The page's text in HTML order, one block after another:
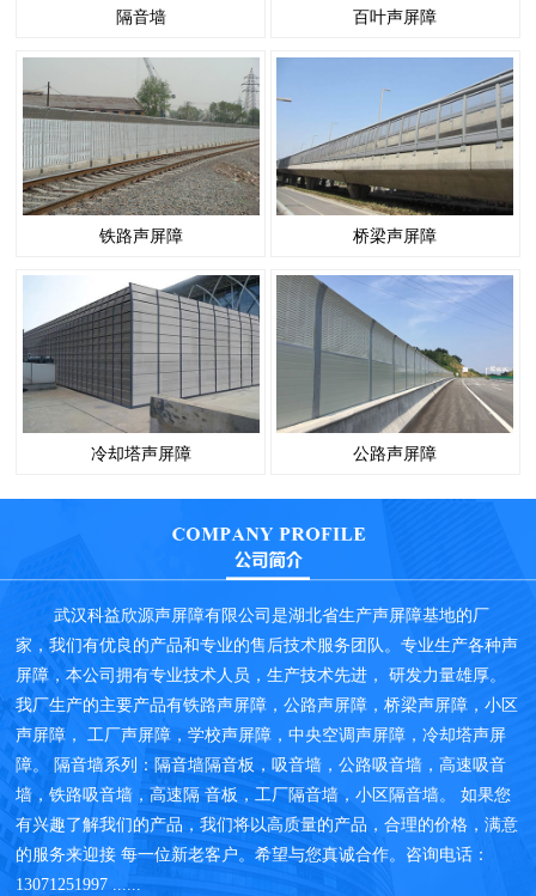
隔音墙 百叶声屏障
铁路声屏障 桥梁声屏障
冷却塔声屏障 公路声屏障
武汉科益欣源声屏障有限公司是湖北省生产声屏障基地的厂
家，我们有优良的产品和专业的售后技术服务团队。专业生产各种声
屏障，本公司拥有专业技术人员，生产技术先进， 研发力量雄厚。
我厂生产的主要产品有铁路声屏障，公路声屏障，桥梁声屏障，小区
声屏障， 工厂声屏障，学校声屏障，中央空调声屏障，冷却塔声屏
障。 隔音墙系列：隔音墙隔音板，吸音墙，公路吸音墙，高速吸音
墙，铁路吸音墙，高速隔 音板，工厂隔音墙，小区隔音墙。 如果您
有兴趣了解我们的产品，我们将以高质量的产品，合理的价格，满意
的服务来迎接 每一位新老客户。希望与您真诚合作。咨询电话：
13071251997 ......